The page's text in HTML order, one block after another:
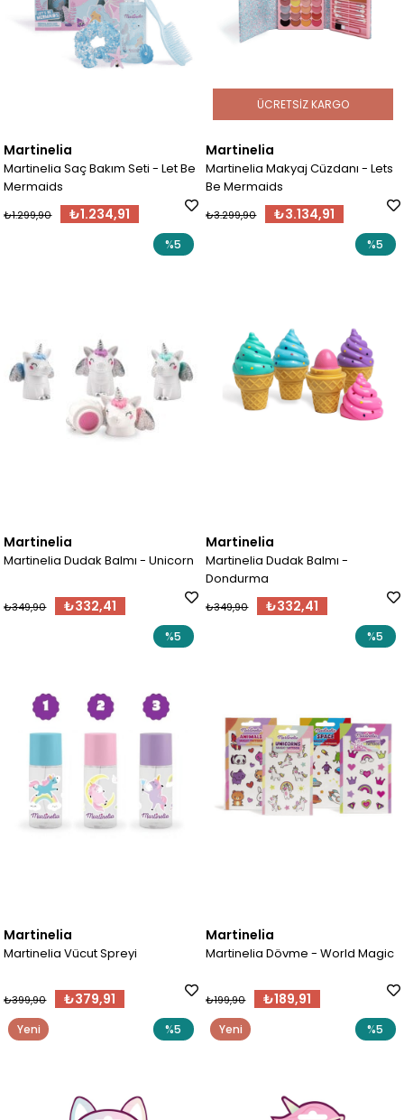
Martinelia
Martinelia Saç Bakım Seti - Let Be
Mermaids
₺1.234,91
₺1.299,90
Martinelia
Martinelia Makyaj Cüzdanı - Lets
Be Mermaids
₺3.134,91
₺3.299,90
ÜCRETSIZ KARGO
Martinelia
Martinelia Dudak Balmı - Unicorn
₺332,41
₺349,90
%5
Martinelia
Martinelia Dudak Balmı -
Dondurma
₺332,41
₺349,90
%5
Martinelia
Martinelia Vücut Spreyi
₺379,91
₺399,90
%5
Martinelia
Martinelia Dövme - World Magic
₺189,91
₺199,90
%5
%5
Yeni
%5
Yeni